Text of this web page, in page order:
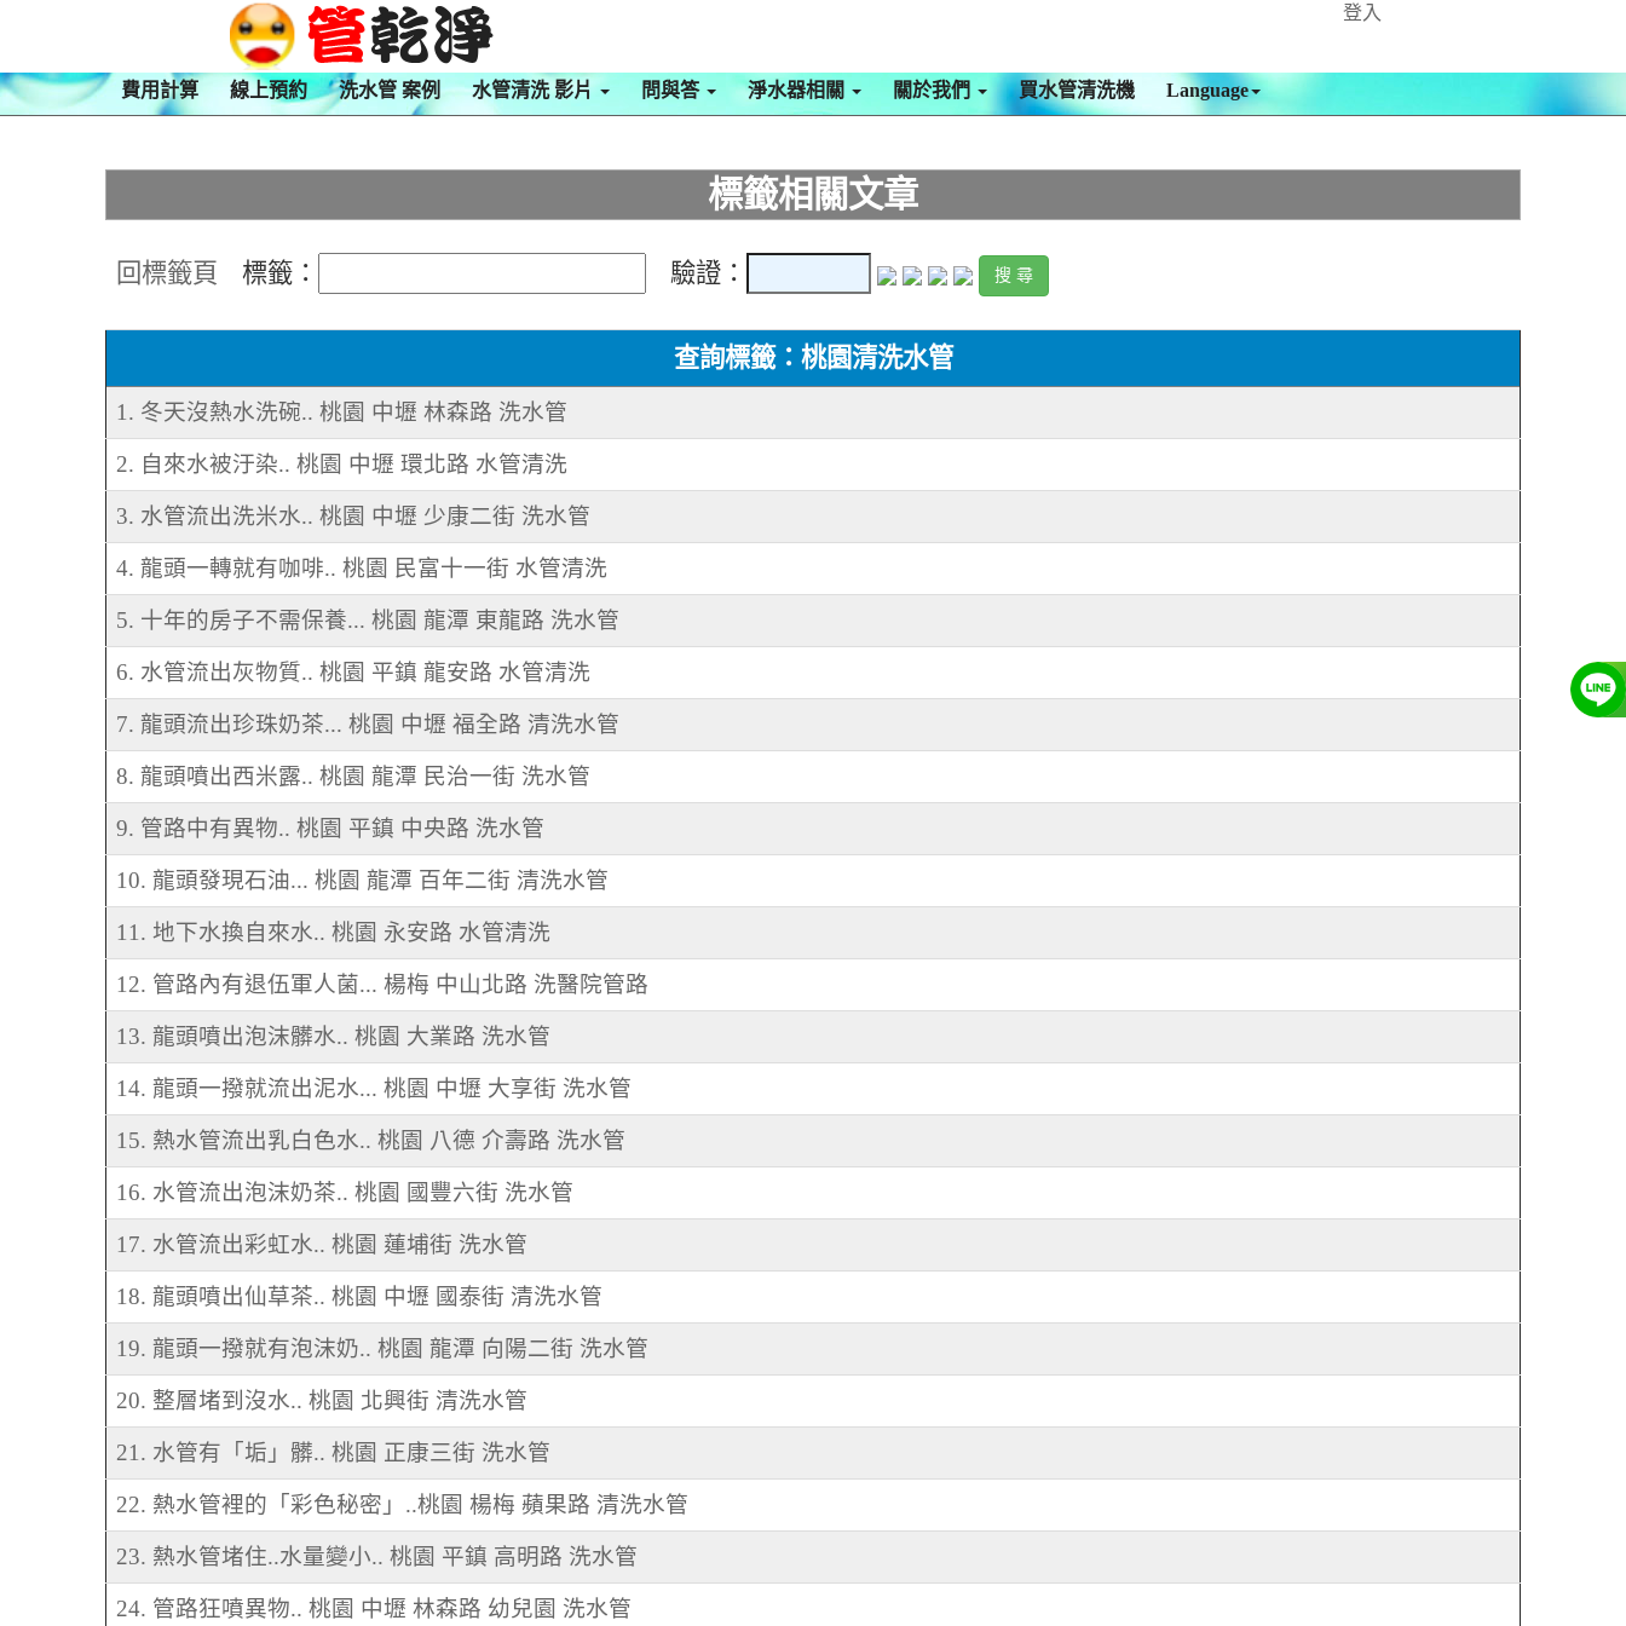
登入
費用計算 線上預約 洗水管 案例 水管清洗 影片 問與答 淨水器相關 關於我們 買水管清洗機 Language
標籤相關文章
回標籤頁 標籤： 驗證：
查詢標籤：桃園清洗水管
1. 冬天沒熱水洗碗.. 桃園 中壢 林森路 洗水管
2. 自來水被汙染.. 桃園 中壢 環北路 水管清洗
3. 水管流出洗米水.. 桃園 中壢 少康二街 洗水管
4. 龍頭一轉就有咖啡.. 桃園 民富十一街 水管清洗
5. 十年的房子不需保養... 桃園 龍潭 東龍路 洗水管
6. 水管流出灰物質.. 桃園 平鎮 龍安路 水管清洗
7. 龍頭流出珍珠奶茶... 桃園 中壢 福全路 清洗水管
8. 龍頭噴出西米露.. 桃園 龍潭 民治一街 洗水管
9. 管路中有異物.. 桃園 平鎮 中央路 洗水管
10. 龍頭發現石油... 桃園 龍潭 百年二街 清洗水管
11. 地下水換自來水.. 桃園 永安路 水管清洗
12. 管路內有退伍軍人菌... 楊梅 中山北路 洗醫院管路
13. 龍頭噴出泡沫髒水.. 桃園 大業路 洗水管
14. 龍頭一撥就流出泥水... 桃園 中壢 大享街 洗水管
15. 熱水管流出乳白色水.. 桃園 八德 介壽路 洗水管
16. 水管流出泡沫奶茶.. 桃園 國豐六街 洗水管
17. 水管流出彩虹水.. 桃園 蓮埔街 洗水管
18. 龍頭噴出仙草茶.. 桃園 中壢 國泰街 清洗水管
19. 龍頭一撥就有泡沫奶.. 桃園 龍潭 向陽二街 洗水管
20. 整層堵到沒水.. 桃園 北興街 清洗水管
21. 水管有「垢」髒.. 桃園 正康三街 洗水管
22. 熱水管裡的「彩色秘密」..桃園 楊梅 蘋果路 清洗水管
23. 熱水管堵住..水量變小.. 桃園 平鎮 高明路 洗水管
24. 管路狂噴異物.. 桃園 中壢 林森路 幼兒園 洗水管